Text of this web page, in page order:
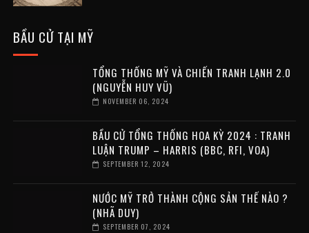
BẦU CỬ TẠI MỸ
TỔNG THỐNG MỸ VÀ CHIẾN TRANH LẠNH 2.0
(NGUYỄN HUY VŨ)
NOVEMBER 06, 2024
BẦU CỬ TỔNG THỐNG HOA KỲ 2024 : TRANH
LUẬN TRUMP – HARRIS (BBC, RFI, VOA)
SEPTEMBER 12, 2024
NƯỚC MỸ TRỞ THÀNH CỘNG SẢN THẾ NÀO ?
(NHÃ DUY)
SEPTEMBER 07, 2024